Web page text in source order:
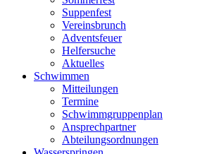
Suppenfest
Vereinsbrunch
Adventsfeuer
Helfersuche
Aktuelles
Schwimmen
Mitteilungen
Termine
Schwimmgruppenplan
Ansprechpartner
Abteilungsordnungen